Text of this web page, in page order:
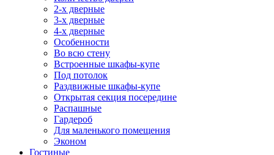
2-х дверные
3-х дверные
4-х дверные
Особенности
Во всю стену
Встроенные шкафы-купе
Под потолок
Раздвижные шкафы-купе
Открытая секция посередине
Распашные
Гардероб
Для маленького помещения
Эконом
Гостиные